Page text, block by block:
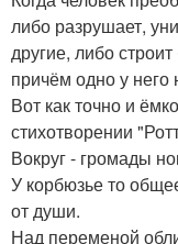
либо разрушает,
другие, либо
причём одно у него
Вот как точно и
стихотворении
Вокруг - громады
У корбюзье то
от души.
Над переменой